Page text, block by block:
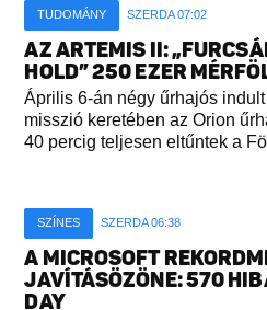
TUDOMÁNY SZERDA 07:02
AZ ARTEMIS II:
HOLD” 250 EZER
Április 6-án négy űrhajós indult
misszió keretében az Orion
40 percig teljesen eltűntek a
SZÍNES SZERDA 06:38
A MICROSOFT
JAVÍTÁSÖZÖNE: 570
DAY